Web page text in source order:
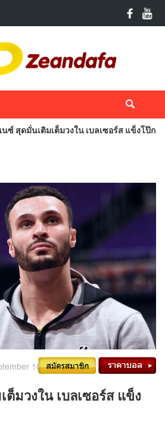
ซ์ สุดมั่นเติมเต็มวงใน เบลเซอร์ส แข็งโป๊ก
10, 2021
มวงใน เบลเซอร์ส แข็ง